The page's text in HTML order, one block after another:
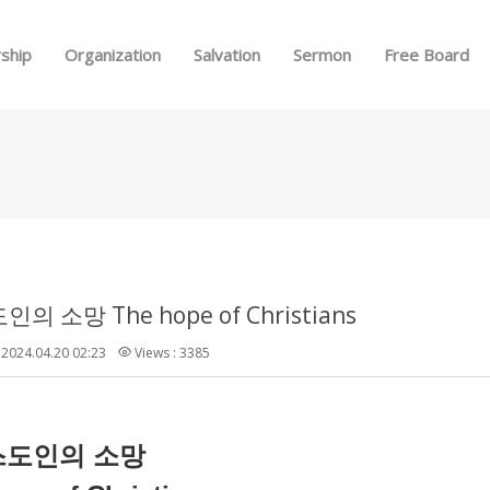
Organization Salvation Sermon Free Board
인의 소망 The hope of Christians
02:23 Views : 3385
인의 소망